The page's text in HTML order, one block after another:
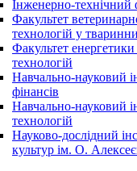
Інженерно-технічний
Факультет
технологій у
Факультет
технологій
Навчально-науковий
фінансів
Навчально-науковий
технологій
Науково-дослідний
культур ім. О.